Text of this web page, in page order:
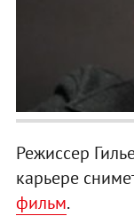
Режиссер
карьере
фильм.